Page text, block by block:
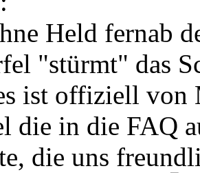
Held fernab
"stürmt" das
ist offiziell von
die in die FAQ
die uns